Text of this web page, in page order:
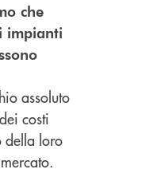
che
impianti
assoluto
costi
della loro